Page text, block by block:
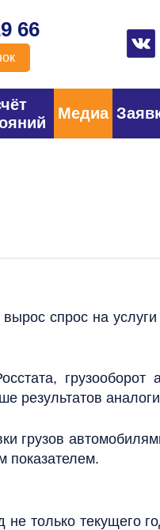
66
Медиа
спрос на
грузооборот
результатов
грузов
показателем.
только текущего